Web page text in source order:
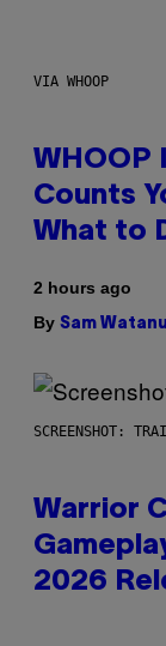
VIA WHOOP
WHOOP
Counts
What to
2 hours ago
By Sam
SCREENSHOT:
Warrior
2026